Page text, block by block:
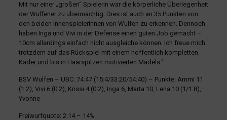
Mit nur einer „großen“ Spielerin war die körperliche Überlegenheit
der Wulfener zu übermächtig. Dies ist auch an 35 Punkten von
den beiden Innenspielerinnen von Wulfen zu erkennen. Dennoch
haben Inga und Vivi in der Defense einen guten Job gemacht –
10cm allerdings einfach nicht ausgleiche können. Ich freue mich
trotzdem auf das Rückspiel mit einem hoffentlich kompletten
Kader und bis in Haarspitzen motivierten Mädels.“
BSV Wulfen – UBC: 74:47 (15:4/33:20/54:40) – Punkte: Ammi 11
(1:2), Vivi 6 (0:2), Krissi 4 (0:2), Inga 6, Marta 10, Lena 10 (1/1:8),
Yvonne
Freiwurfquote: 2:14 – 14%